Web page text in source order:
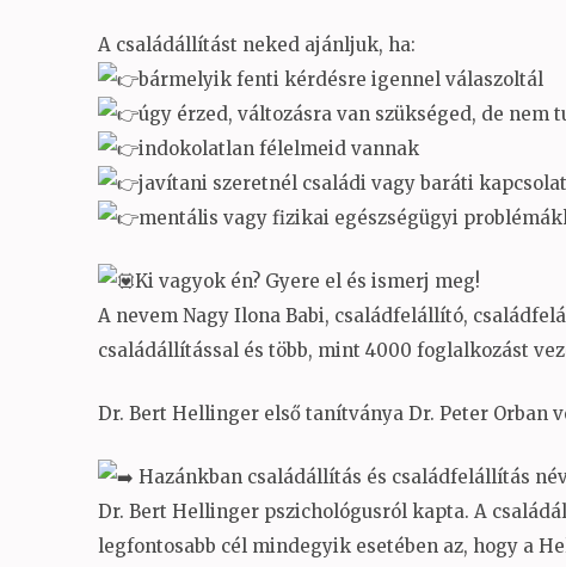
A családállítást neked ajánljuk, ha:
bármelyik fenti kérdésre igennel válaszoltál
úgy érzed, változásra van szükséged, de nem
indokolatlan félelmeid vannak
javítani szeretnél családi vagy baráti
mentális vagy fizikai egészségügyi
Ki vagyok én? Gyere el és ismerj meg!
A nevem Nagy Ilona Babi, családfelállító,
családállítással és több, mint 4000 foglalkozást
Dr. Bert Hellinger első tanítványa Dr. Peter Orban
Hazánkban családállítás és családfelállítás
Dr. Bert Hellinger pszichológusról kapta. A
legfontosabb cél mindegyik esetében az, hogy a